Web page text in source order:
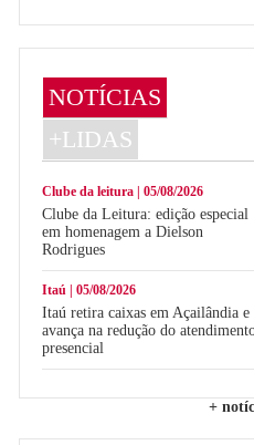
NOTÍCIAS
+LIDAS
Clube da leitura | 05/08/2026
Clube da Leitura: edição especial
em homenagem a Dielson
Rodrigues
Itaú | 05/08/2026
Itaú retira caixas em Açailândia e
avança na redução do
presencial
+